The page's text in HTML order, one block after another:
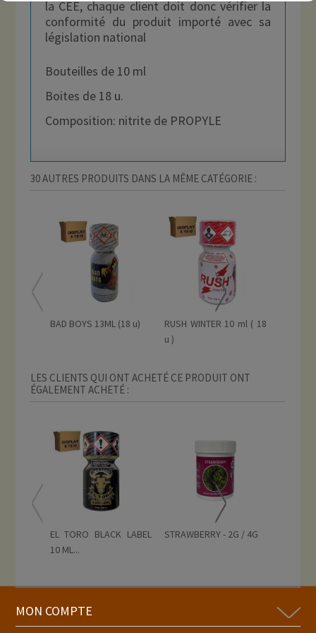
la CEE, chaque client doit donc vérifier la
conformité du produit importé avec sa
législation national
Bouteilles de 10 ml
Boites de 18 u.
Composition: nitrite de PROPYLE
30 AUTRES PRODUITS DANS LA MÊME CATÉGORIE :
BAD BOYS 13ML (18 u)
RUSH WINTER 10 ml ( 18
u )
LES CLIENTS QUI ONT ACHETÉ CE PRODUIT ONT
ÉGALEMENT ACHETÉ :
EL TORO BLACK LABEL
10 ML...
STRAWBERRY - 2G / 4G
MON COMPTE